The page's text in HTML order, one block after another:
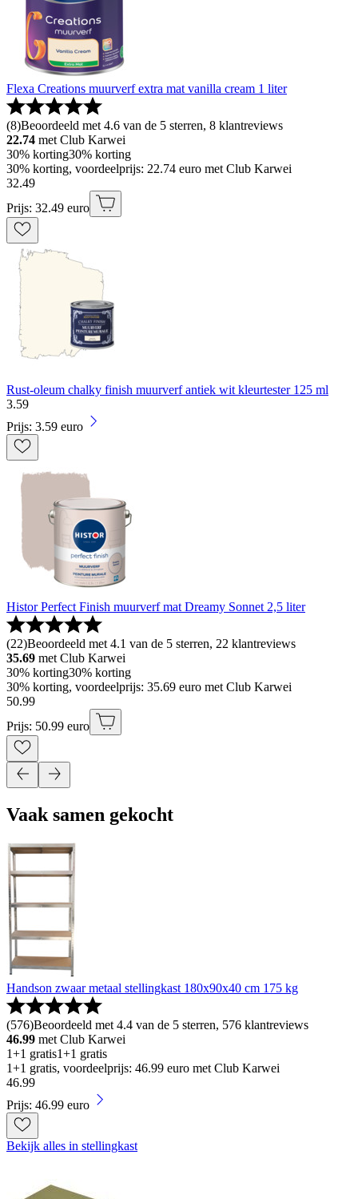
Flexa Creations muurverf extra mat vanilla cream 1 liter
(8)Beoordeeld met 4.6 van de 5 sterren, 8 klantreviews
22.74 met Club Karwei
30% korting30% korting
30% korting, voordeelprijs: 22.74 euro met Club Karwei
32.49
Prijs: 32.49 euro
Rust-oleum chalky finish muurverf antiek wit kleurtester 125 ml
3.59
Prijs: 3.59 euro
Histor Perfect Finish muurverf mat Dreamy Sonnet 2,5 liter
(22)Beoordeeld met 4.1 van de 5 sterren, 22 klantreviews
35.69 met Club Karwei
30% korting30% korting
30% korting, voordeelprijs: 35.69 euro met Club Karwei
50.99
Prijs: 50.99 euro
Vaak samen gekocht
Handson zwaar metaal stellingkast 180x90x40 cm 175 kg
(576)Beoordeeld met 4.4 van de 5 sterren, 576 klantreviews
46.99 met Club Karwei
1+1 gratis1+1 gratis
1+1 gratis, voordeelprijs: 46.99 euro met Club Karwei
46.99
Prijs: 46.99 euro
Bekijk alles in stellingkast